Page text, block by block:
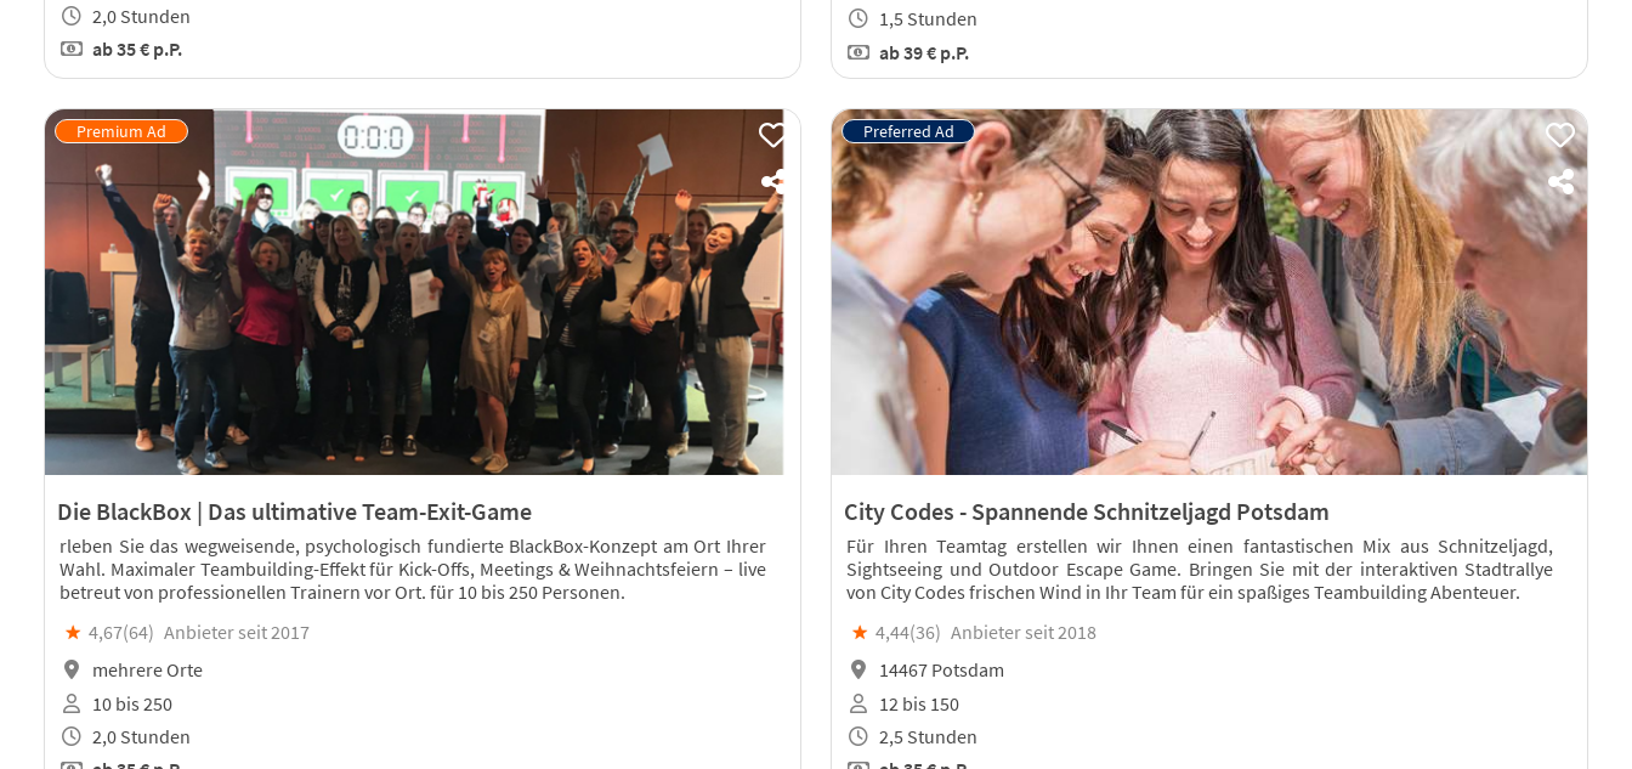
2,0 Stunden
ab35 € p.P.
1,5 Stunden
ab39 € p.P.
Die BlackBox | Das ultimative Team-Exit-Game
rleben Sie das wegweisende, psychologisch fundierte BlackBox-Konzept am Ort Ihrer
Wahl. Maximaler Teambuilding-Effekt für Kick-Offs, Meetings & Weihnachtsfeiern – live
betreut von professionellen Trainern vor Ort. für 10 bis 250 Personen.
★ 4,67(64) Anbieter seit 2017
mehrere Orte
10 bis 250
2,0 Stunden
City Codes - Spannende Schnitzeljagd Potsdam
Für Ihren Teamtag erstellen wir Ihnen einen fantastischen Mix aus Schnitzeljagd,
Sightseeing und Outdoor Escape Game. Bringen Sie mit der interaktiven Stadtrallye
von City Codes frischen Wind in Ihr Team für ein spaßiges Teambuilding Abenteuer.
★ 4,44(36) Anbieter seit 2018
14467 Potsdam
12 bis 150
2,5 Stunden